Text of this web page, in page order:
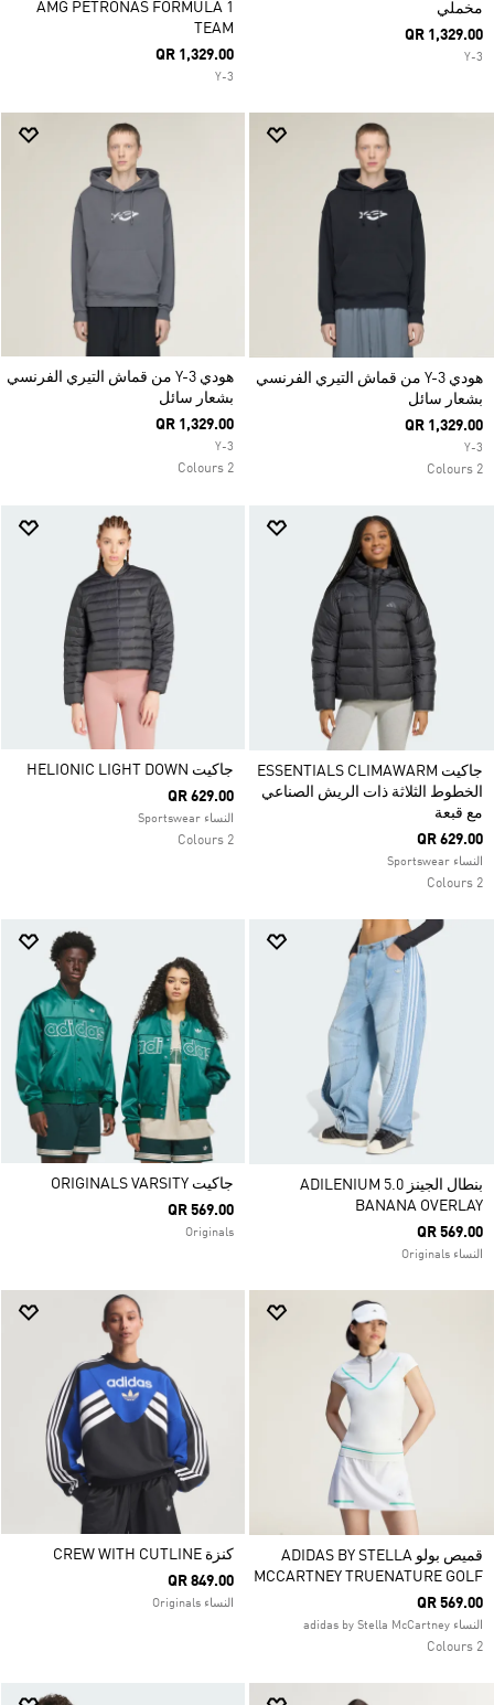
مخملي
QR 1,329.00
Y-3
AMG PETRONAS FORMULA 1
TEAM
QR 1,329.00
Y-3
هودي Y-3 من قماش التيري الفرنسي
بشعار سائل
QR 1,329.00
Y-3
2 Colours
هودي Y-3 من قماش التيري الفرنسي
بشعار سائل
QR 1,329.00
Y-3
2 Colours
جاكيت ESSENTIALS CLIMAWARM
الخطوط الثلاثة ذات الريش الصناعي
مع قبعة
QR 629.00
النساء Sportswear
2 Colours
جاكيت HELIONIC LIGHT DOWN
QR 629.00
النساء Sportswear
2 Colours
بنطال الجينز ADILENIUM 5.0
BANANA OVERLAY
QR 569.00
النساء Originals
جاكيت ORIGINALS VARSITY
QR 569.00
Originals
قميص بولو ADIDAS BY STELLA
MCCARTNEY TRUENATURE GOLF
QR 569.00
النساء adidas by Stella McCartney
2 Colours
كنزة CREW WITH CUTLINE
QR 849.00
النساء Originals